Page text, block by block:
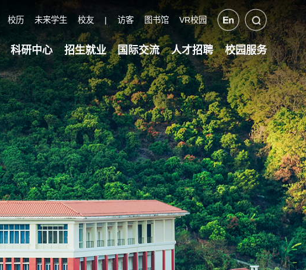
校历 未来学生 校友 | 访客 图书馆 VR校园
科研中心 招生就业 国际交流 人才招聘 校园服务